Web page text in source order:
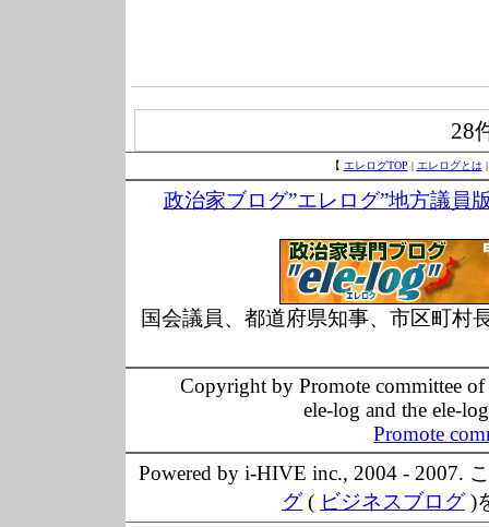
28
【 エレログTOP エレログとは
政治家ブログ”エレログ”地方議員
国会議員、都道府県知事、市区町村
Copyright by Promote committee
ele-log and the ele-
Promote
Powered by i-HIVE inc., 2004 - 2007.
グ( ビジネスブログ)